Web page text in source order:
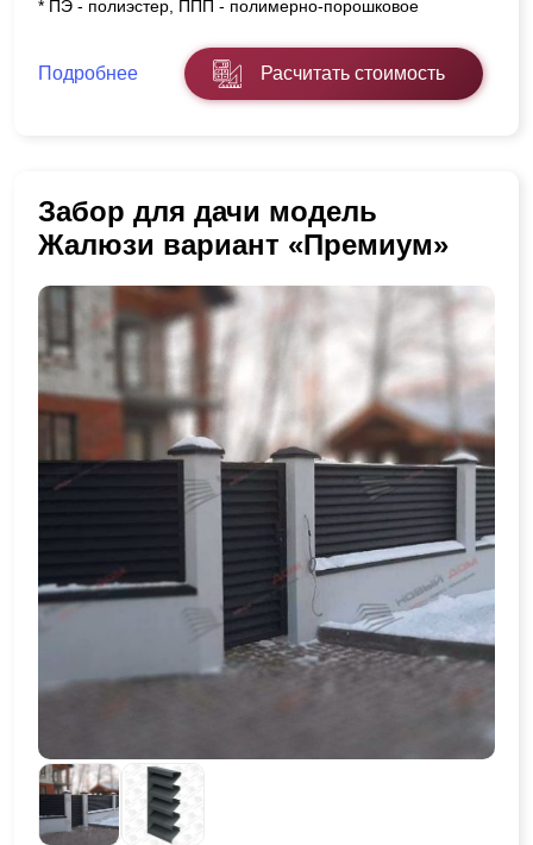
* ПЭ - полиэстер, ППП - полимерно-порошковое
Подробнее Расчитать стоимость
Забор для дачи модель
Жалюзи вариант «Премиум»